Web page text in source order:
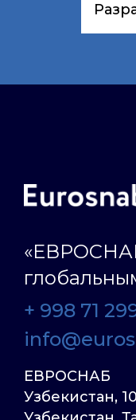
+ 998 71
ЕВРОСНАБ
Узбекистан,